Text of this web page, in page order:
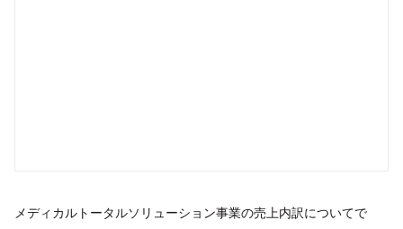
メディカルトータルソリューション事業の売上内訳についてで